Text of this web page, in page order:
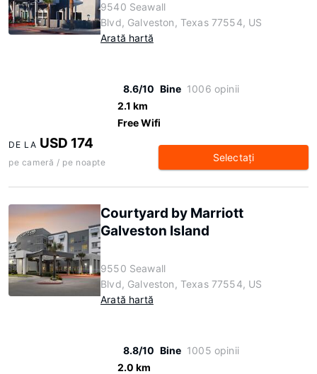
9540 Seawall
Blvd, Galveston, Texas 77554, US
Arată hartă
8.6/10 Bine 1006 opinii
2.1 km
Free Wifi
DE LA USD 174
pe cameră / pe noapte Selectaţi
Courtyard by Marriott
Galveston Island
9550 Seawall
Blvd, Galveston, Texas 77554, US
Arată hartă
8.8/10 Bine 1005 opinii
2.0 km